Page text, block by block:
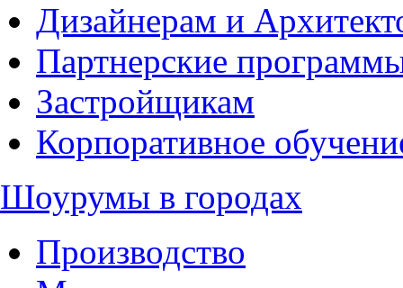
Дизайнерам и
Партнерские
Застройщикам
Корпоративное
Шоурумы в городах
Производство